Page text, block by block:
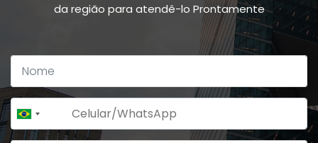
da região para atendê-lo Prontamente
Brazil
+55